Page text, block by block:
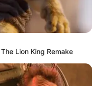
Lion King Remake